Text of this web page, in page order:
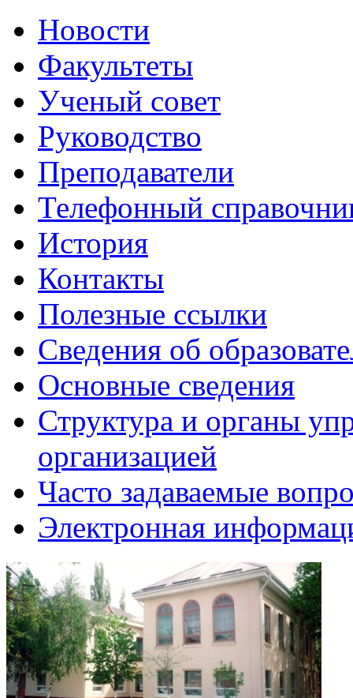
Новости
Факультеты
Ученый совет
Руководство
Преподаватели
Телефонный
История
Контакты
Полезные ссылки
Сведения об
Основные сведения
Структура и органы
организацией
Часто задаваемые
Электронная